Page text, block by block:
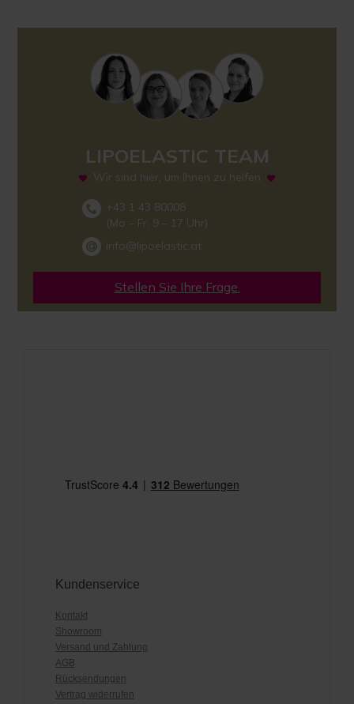
LIPOELASTIC TEAM
Wir sind hier, um Ihnen zu helfen
+43 1 43 80008
(Mo – Fr, 9 – 17 Uhr)
info@lipoelastic.at
Stellen Sie Ihre Frage.
Kundenservice
Kontakt
Showroom
Versand und Zahlung
AGB
Rücksendungen
Vertrag widerrufen